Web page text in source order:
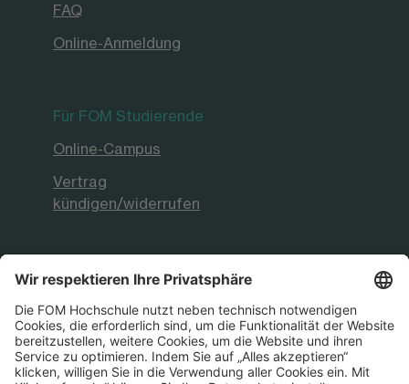
FAQ
Online-Anmeldung
Für FOM Studierende
Online-Campus
Vertrag
kündigen/widerrufen
FOM Hochschule
Aktuelles & Presse
FOM International
FOM German-Sino School